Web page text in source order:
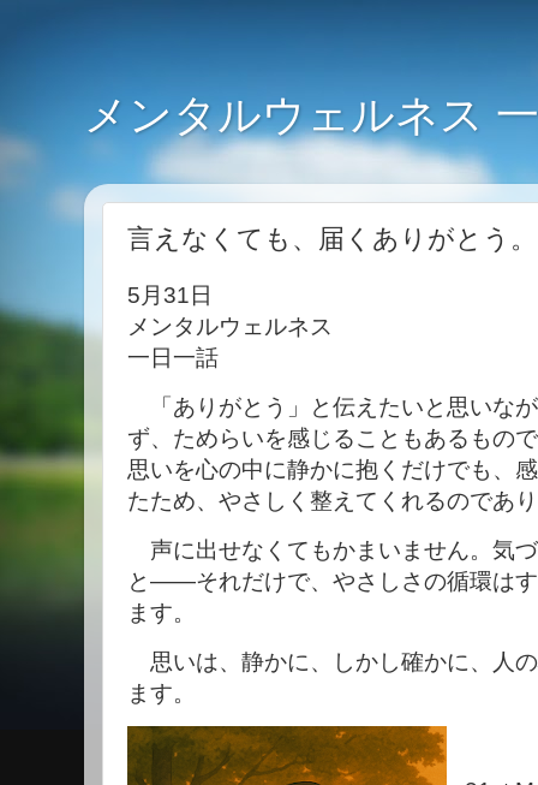
メンタルウェルネス
言えなくても、届くありがとう
5月31日
メンタルウェルネス
一日一話
「ありがとう」と伝えたいと思いな
ず、ためらいを感じることもあるもの
思いを心の中に静かに抱くだけでも、
たため、やさしく整えてくれるのであ
声に出せなくてもかまいません。気
と――それだけで、やさしさの循環は
ます。
思いは、静かに、しかし確かに、人
ます。